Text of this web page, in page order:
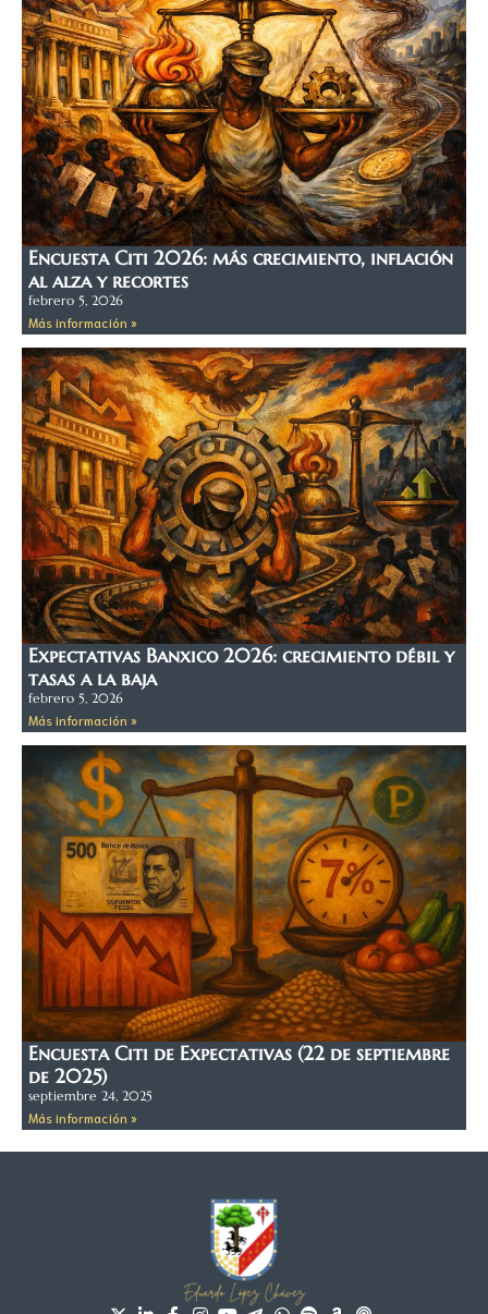
Encuesta Citi 2026: más crecimiento, inflación
al alza y recortes
febrero 5, 2026
Más información »
Expectativas Banxico 2026: crecimiento débil y
tasas a la baja
febrero 5, 2026
Más información »
Encuesta Citi de Expectativas (22 de septiembre
de 2025)
septiembre 24, 2025
Más información »